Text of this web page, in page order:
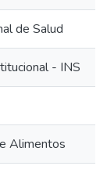
de Salud
- INS
Alimentos